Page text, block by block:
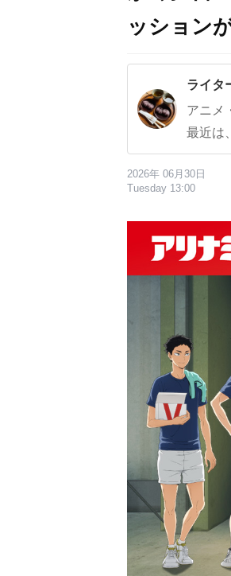
ッション
ライタ
アニメ
最近は
2026年 06月30日
Tuesday 13:00